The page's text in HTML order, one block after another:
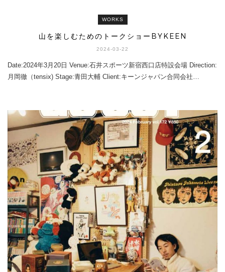
WORKS
山を楽しむためのトークショーBYKEEN
2024-03-22
Date:2024年3月20日 Venue:石井スポーツ新宿西口店特設会場 Direction:
月岡徹（tensix) Stage:青田大輔 Client:キーンジャパン合同会社…